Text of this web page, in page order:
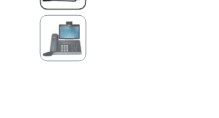
einde
van
afbeeldingen-
gallerij